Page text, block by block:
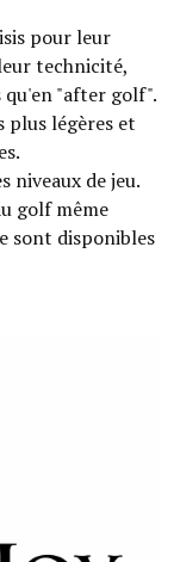
pour leur
technicité,
qu'en "after golf".
plus légères et
niveaux de jeu.
golf même
sont disponibles